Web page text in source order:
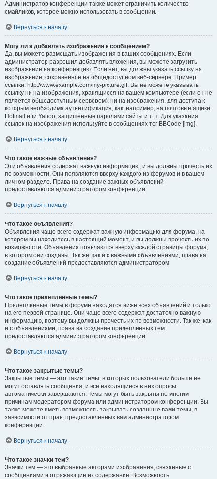
Администратор конференции также может ограничить количество
смайликов, которое можно использовать в сообщении.
Вернуться к началу
Могу ли я добавлять изображения к сообщениям?
Да, вы можете размещать изображения в ваших сообщениях. Если
администратор разрешил добавлять вложения, вы можете загрузить
изображение на конференцию. Если нет, вы должны указать ссылку на
изображение, сохранённое на общедоступном веб-сервере. Пример
ссылки: http://www.example.com/my-picture.gif. Вы не можете указывать
ссылку ни на изображения, хранящиеся на вашем компьютере (если он не
является общедоступным сервером), ни на изображения, для доступа к
которым необходима аутентификация, как, например, на почтовые ящики
Hotmail или Yahoo, защищённые паролями сайты и т. п. Для указания
ссылок на изображения используйте в сообщениях тег BBCode [img].
Вернуться к началу
Что такое важные объявления?
Эти объявления содержат важную информацию, и вы должны прочесть их
по возможности. Они появляются вверху каждого из форумов и в вашем
личном разделе. Права на создание важных объявлений
предоставляются администратором конференции.
Вернуться к началу
Что такое объявления?
Объявления чаще всего содержат важную информацию для форума, на
котором вы находитесь в настоящий момент, и вы должны прочесть их по
возможности. Объявления появляются вверху каждой страницы форума,
в котором они созданы. Так же, как и с важными объявлениями, права на
создание объявлений предоставляются администратором.
Вернуться к началу
Что такое прилепленные темы?
Прилепленные темы в форуме находятся ниже всех объявлений и только
на его первой странице. Они чаще всего содержат достаточно важную
информацию, поэтому вы должны прочесть их по возможности. Так же, как
и с объявлениями, права на создание прилепленных тем
предоставляются администратором конференции.
Вернуться к началу
Что такое закрытые темы?
Закрытые темы — это такие темы, в которых пользователи больше не
могут оставлять сообщения, и все находящиеся в них опросы
автоматически завершаются. Темы могут быть закрыты по многим
причинам модератором форума или администратором конференции. Вы
также можете иметь возможность закрывать созданные вами темы, в
зависимости от прав, предоставленных вам администратором
конференции.
Вернуться к началу
Что такое значки тем?
Значки тем — это выбранные авторами изображения, связанные с
сообщениями и отражающие их содержание. Возможность